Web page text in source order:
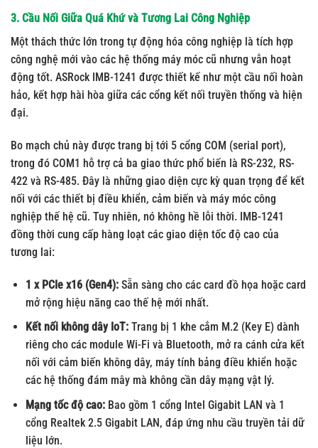
3. Cầu Nối Giữa Quá Khứ và Tương Lai Công Nghiệp
Một thách thức lớn trong tự động hóa công nghiệp là tích hợp
công nghệ mới vào các hệ thống máy móc cũ nhưng vẫn hoạt
động tốt. ASRock IMB-1241 được thiết kế như một cầu nối hoàn
hảo, kết hợp hài hòa giữa các cổng kết nối truyền thống và hiện
đại.
Bo mạch chủ này được trang bị tới 5 cổng COM (serial port),
trong đó COM1 hỗ trợ cả ba giao thức phổ biến là RS-232, RS-
422 và RS-485. Đây là những giao diện cực kỳ quan trọng để kết
nối với các thiết bị điều khiển, cảm biến và máy móc công
nghiệp thế hệ cũ. Tuy nhiên, nó không hề lỗi thời. IMB-1241
đồng thời cung cấp hàng loạt các giao diện tốc độ cao của
tương lai:
1 x PCIe x16 (Gen4):Sẵn sàng cho các card đồ họa hoặc card
mở rộng hiệu năng cao thế hệ mới nhất.
Kết nối không dây IoT:Trang bị 1 khe cắm M.2 (Key E) dành
riêng cho các module Wi-Fi và Bluetooth, mở ra cánh cửa kết
nối với cảm biến không dây, máy tính bảng điều khiển hoặc
các hệ thống đám mây mà không cần dây mạng vật lý.
Mạng tốc độ cao:Bao gồm 1 cổng Intel Gigabit LAN và 1
cổng Realtek 2.5 Gigabit LAN, đáp ứng nhu cầu truyền tải dữ
liệu lớn.